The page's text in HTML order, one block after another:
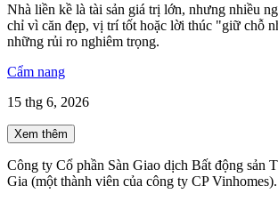
Nhà liền kề là tài sản giá trị lớn, nhưng nhiều
chỉ vì căn đẹp, vị trí tốt hoặc lời thúc "giữ chỗ
những rủi ro nghiêm trọng.
Cẩm nang
15 thg 6, 2026
Xem thêm
Công ty Cổ phần Sàn Giao dịch Bất động sản
Gia (một thành viên của công ty CP Vinhomes).